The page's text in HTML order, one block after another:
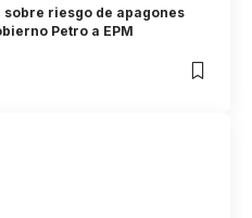
riesgo de apagones
Petro a EPM